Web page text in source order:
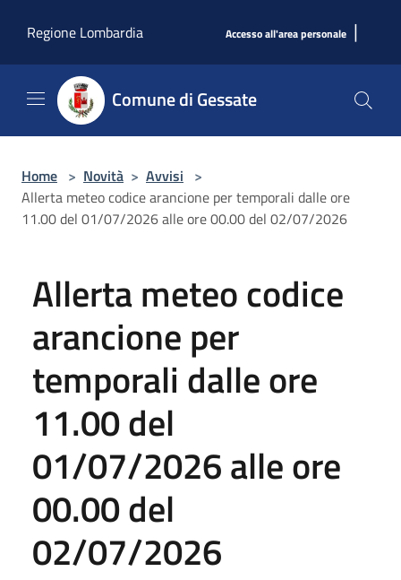
Regione Lombardia
Accesso all'area personale |
Comune di Gessate
Home > Novità > Avvisi >
Allerta meteo codice arancione per temporali dalle ore
11.00 del 01/07/2026 alle ore 00.00 del 02/07/2026
Allerta meteo codice
arancione per
temporali dalle ore
11.00 del
01/07/2026 alle ore
00.00 del
02/07/2026